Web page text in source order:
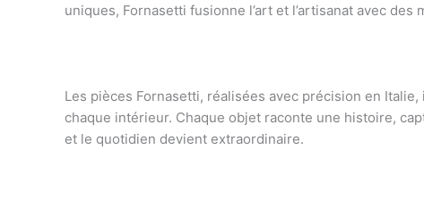
uniques, Fornasetti fusionne l’art et l’artisanat avec
Les pièces Fornasetti, réalisées avec précision en
chaque intérieur. Chaque objet raconte une histoire,
et le quotidien devient extraordinaire.